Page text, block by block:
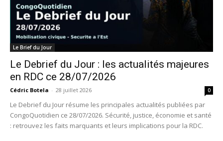
Le Brief du Jour
Le Debrief du Jour : les actualités majeures
en RDC ce 28/07/2026
Cédric Botela - 28 juillet 2026 0
Le Debrief du Jour résume les principales actualités publiées par
CongoQuotidien ce 28/07/2026. Sécurité, justice, économie et santé
: retrouvez les faits marquants et leurs implications pour la RDC.